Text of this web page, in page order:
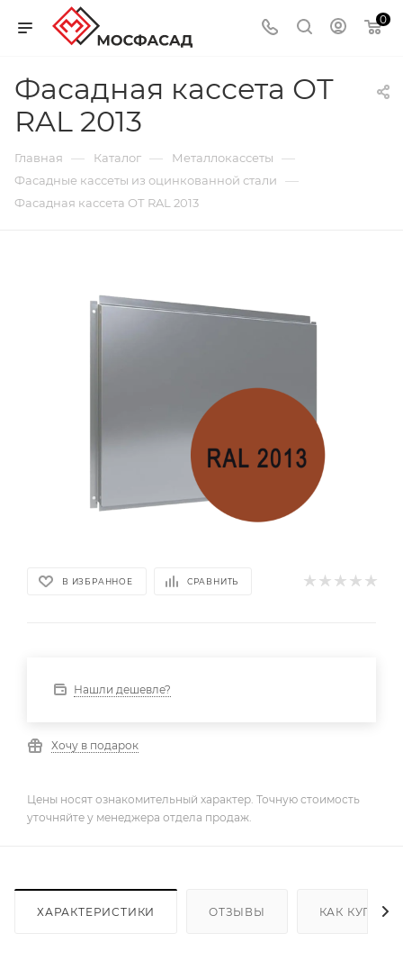
0
Фасадная кассета ОТ
RAL 2013
Главная — Каталог — Металлокассеты —
Фасадные кассеты из оцинкованной стали —
Фасадная кассета ОТ RAL 2013
В ИЗБРАННОЕ СРАВНИТЬ
Нашли дешевле?
Хочу в подарок
Цены носят ознакомительный характер. Точную стоимость
уточняйте у менеджера отдела продаж.
ХАРАКТЕРИСТИКИ ОТЗЫВЫ КАК КУПИТЬ